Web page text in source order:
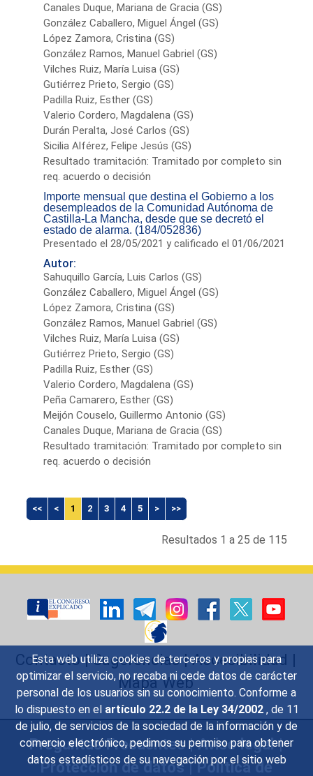
Esta web utiliza cookies de terceros y propias para
optimizar el servicio, no recaba ni cede datos de carácter
personal de los usuarios sin su conocimiento. Conforme a
lo dispuesto en el artículo 22.2 de la Ley 34/2002 , de 11
de julio, de servicios de la sociedad de la información y de
comercio electrónico, pedimos su permiso para obtener
datos estadísticos de su navegación por el sitio web
Canales Duque, Mariana de Gracia (GS)
González Caballero, Miguel Ángel (GS)
López Zamora, Cristina (GS)
González Ramos, Manuel Gabriel (GS)
Vilches Ruiz, María Luisa (GS)
Gutiérrez Prieto, Sergio (GS)
Padilla Ruiz, Esther (GS)
Valerio Cordero, Magdalena (GS)
Durán Peralta, José Carlos (GS)
Sicilia Alférez, Felipe Jesús (GS)
Resultado tramitación: Tramitado por completo sin
req. acuerdo o decisión
Importe mensual que destina el Gobierno a los
desempleados de la Comunidad Autónoma de
Castilla-La Mancha, desde que se decretó el
estado de alarma. (184/052836)
Presentado el 28/05/2021 y calificado el 01/06/2021
Autor:
Sahuquillo García, Luis Carlos (GS)
González Caballero, Miguel Ángel (GS)
López Zamora, Cristina (GS)
González Ramos, Manuel Gabriel (GS)
Vilches Ruiz, María Luisa (GS)
Gutiérrez Prieto, Sergio (GS)
Padilla Ruiz, Esther (GS)
Valerio Cordero, Magdalena (GS)
Peña Camarero, Esther (GS)
Meijón Couselo, Guillermo Antonio (GS)
Canales Duque, Mariana de Gracia (GS)
Resultado tramitación: Tramitado por completo sin
req. acuerdo o decisión
<< < 1 2 3 4 5 > >>
Resultados 1 a 25 de 115
Contacto|Sugerencias|Accesibilidad |
Mapa Web
Preguntas Frecuentes|Aviso legal|
Protección de datos|Política de